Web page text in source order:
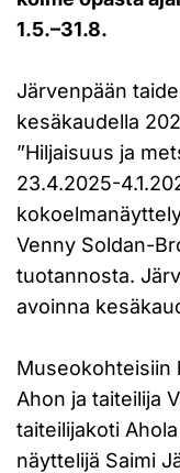
1.5.–31.8.
Järvenpään
kesäkaudella
”Hiljaisuus ja
23.4.2025-
Venny Soldan-
tuotannosta.
avoinna
Museokohteisiin
Ahon ja taiteilija
taiteilijakoti
näyttelijä Saimi